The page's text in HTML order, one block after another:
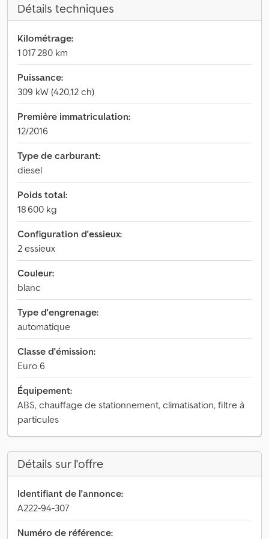
Détails techniques
Kilométrage:
1 017 280 km
Puissance:
309 kW (420,12 ch)
Première immatriculation:
12/2016
Type de carburant:
diesel
Poids total:
18 600 kg
Configuration d'essieux:
2 essieux
Couleur:
blanc
Type d'engrenage:
automatique
Classe d'émission:
Euro 6
Équipement:
ABS, chauffage de stationnement, climatisation, filtre à
particules
Détails sur l'offre
Identifiant de l'annonce:
A222-94-307
Numéro de référence: